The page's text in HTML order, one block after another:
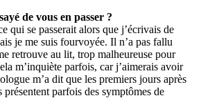
de vous en passer ?
qui se passerait alors que j’écrivais de
je me suis fourvoyée. Il n’a pas fallu
retrouve au lit, trop malheureuse pour
m’inquiète parfois, car j’aimerais avoir
m’a dit que les premiers jours après
présentent parfois des symptômes de